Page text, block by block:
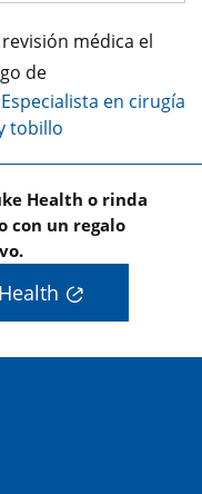
médica el
de
Especialista en cirugía
tobillo
Health o rinda
con un regalo